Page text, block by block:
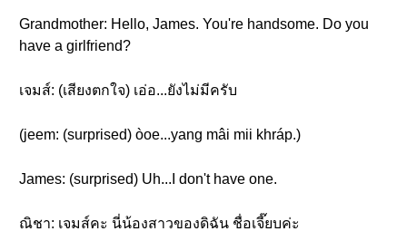
Grandmother: Hello, James. You're handsome. Do you
have a girlfriend?
เจมส์: (เสียงตกใจ) เอ่อ...ยังไม่มีครับ
(jeem: (surprised) òoe...yang mâi mii khráp.)
James: (surprised) Uh...I don't have one.
ณิชา: เจมส์คะ นี่น้องสาวของดิฉัน ชื่อเจี๊ยบค่ะ